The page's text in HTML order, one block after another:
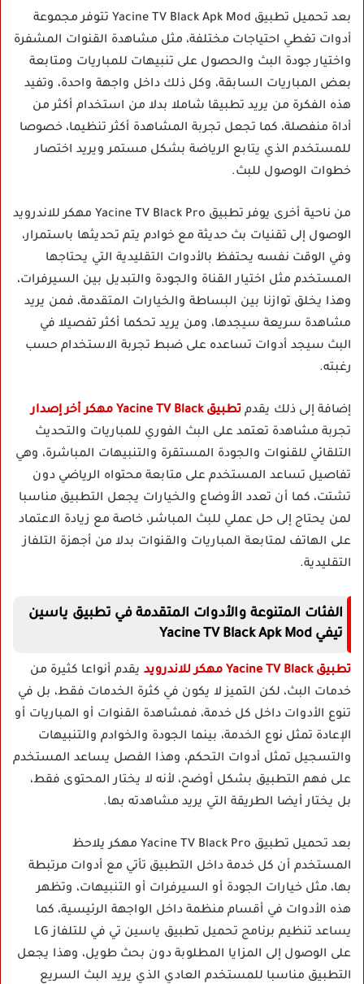
بعد تحميل تطبيق Yacine TV Black Apk Mod تتوفر مجموعة
أدوات تغطي احتياجات مختلفة، مثل مشاهدة القنوات المشفرة
واختيار جودة البث والحصول على تنبيهات للمباريات ومتابعة
بعض المباريات السابقة، وكل ذلك داخل واجهة واحدة، وتفيد
هذه الفكرة من يريد تطبيقا شاملا بدلا من استخدام أكثر من
أداة منفصلة، كما تجعل تجربة المشاهدة أكثر تنظيما، خصوصا
للمستخدم الذي يتابع الرياضة بشكل مستمر ويريد اختصار
خطوات الوصول للبث.
من ناحية أخرى يوفر تطبيق Yacine TV Black Pro مهكر للاندرويد
الوصول إلى تقنيات بث حديثة مع خوادم يتم تحديثها باستمرار،
وفي الوقت نفسه يحتفظ بالأدوات التقليدية التي يحتاجها
المستخدم مثل اختيار القناة والجودة والتبديل بين السيرفرات،
وهذا يخلق توازنا بين البساطة والخيارات المتقدمة، فمن يريد
مشاهدة سريعة سيجدها، ومن يريد تحكما أكثر تفصيلا في
البث سيجد أدوات تساعده على ضبط تجربة الاستخدام حسب
رغبته.
إضافة إلى ذلك يقدم تطبيق Yacine TV Black مهكر أخر إصدار
تجربة مشاهدة تعتمد على البث الفوري للمباريات والتحديث
التلقائي للقنوات والجودة المستقرة والتنبيهات المباشرة، وهي
تفاصيل تساعد المستخدم على متابعة محتواه الرياضي دون
تشتت، كما أن تعدد الأوضاع والخيارات يجعل التطبيق مناسبا
لمن يحتاج إلى حل عملي للبث المباشر، خاصة مع زيادة الاعتماد
على الهاتف لمتابعة المباريات والقنوات بدلا من أجهزة التلفاز
التقليدية.
الفئات المتنوعة والأدوات المتقدمة في تطبيق ياسين
تيفي Yacine TV Black Apk Mod
تطبيق Yacine TV Black مهكر للاندرويد
يقدم أنواعا كثيرة من
خدمات البث، لكن التميز لا يكون في كثرة الخدمات فقط، بل في
تنوع الأدوات داخل كل خدمة، فمشاهدة القنوات أو المباريات أو
الإعادة تمثل نوع الخدمة، بينما الجودة والخوادم والتنبيهات
والتسجيل تمثل أدوات التحكم، وهذا الفصل يساعد المستخدم
على فهم التطبيق بشكل أوضح، لأنه لا يختار المحتوى فقط،
بل يختار أيضا الطريقة التي يريد مشاهدته بها.
بعد تحميل تطبيق Yacine TV Black Pro مهكر يلاحظ
المستخدم أن كل خدمة داخل التطبيق تأتي مع أدوات مرتبطة
بها، مثل خيارات الجودة أو السيرفرات أو التنبيهات، وتظهر
هذه الأدوات في أقسام منظمة داخل الواجهة الرئيسية، كما
يساعد تنظيم برنامج تحميل تطبيق ياسين تي في للتلفاز LG
على الوصول إلى المزايا المطلوبة دون بحث طويل، وهذا يجعل
التطبيق مناسبا للمستخدم العادي الذي يريد البث السريع